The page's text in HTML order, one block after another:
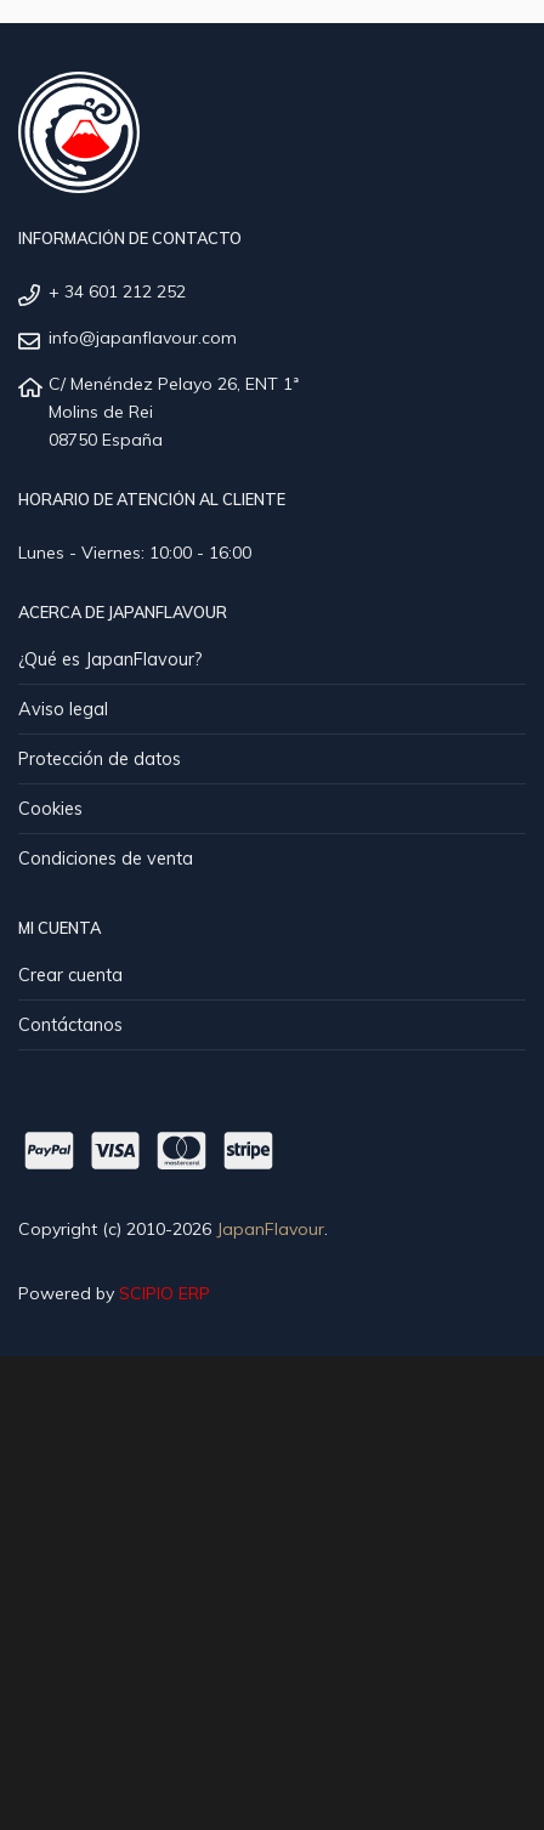
INFORMACIÓN DE CONTACTO
+ 34 601 212 252
info@japanflavour.com
C/ Menéndez Pelayo 26, ENT 1ª
Molins de Rei
08750 España
HORARIO DE ATENCIÓN AL CLIENTE
Lunes - Viernes: 10:00 - 16:00
ACERCA DE JAPANFLAVOUR
¿Qué es JapanFlavour?
Aviso legal
Protección de datos
Cookies
Condiciones de venta
MI CUENTA
Crear cuenta
Contáctanos
Copyright (c) 2010-2026 JapanFlavour.
Powered by SCIPIO ERP